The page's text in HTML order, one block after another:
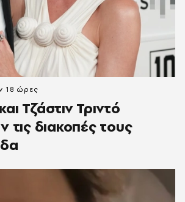
Τζάστιν Τριντό
τις διακοπές τους
18 ώρες